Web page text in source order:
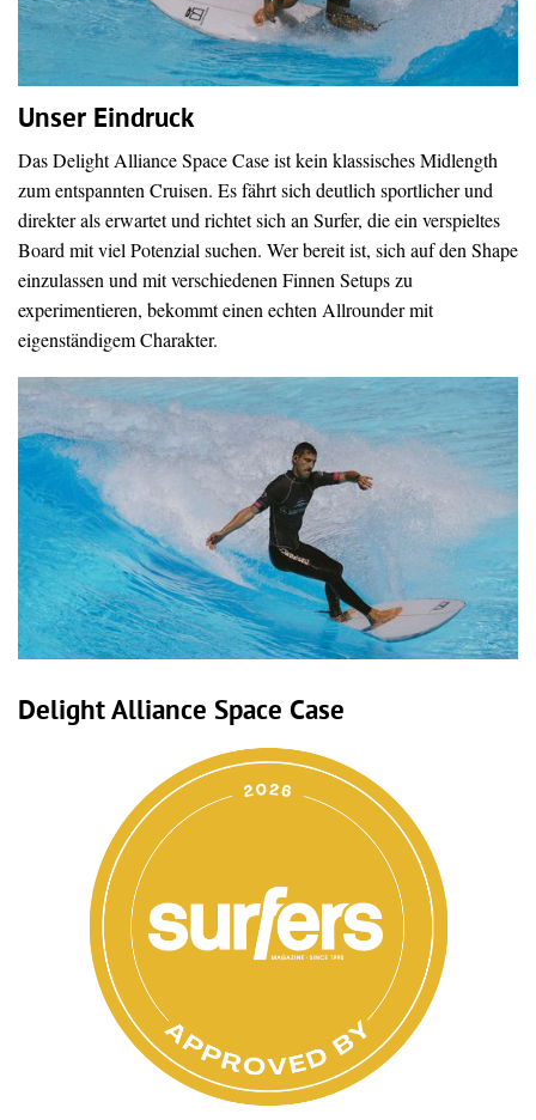
Unser Eindruck
Das Delight Alliance Space Case ist kein klassisches Midlength
zum entspannten Cruisen. Es fährt sich deutlich sportlicher und
direkter als erwartet und richtet sich an Surfer, die ein verspieltes
Board mit viel Potenzial suchen. Wer bereit ist, sich auf den Shape
einzulassen und mit verschiedenen Finnen Setups zu
experimentieren, bekommt einen echten Allrounder mit
eigenständigem Charakter.
Delight Alliance Space Case